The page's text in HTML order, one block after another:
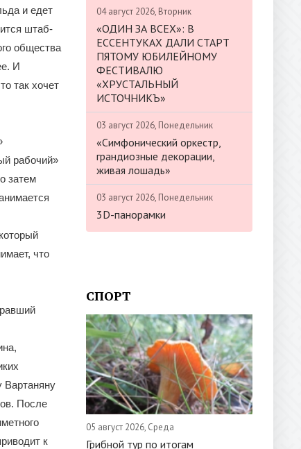
и едет
штаб-
общества
И
так хочет
рабочий»
затем
что
Вартаняну
После
к
04 август 2026, Вторник
«ОДИН ЗА ВСЕХ»: В
ЕССЕНТУКАХ ДАЛИ СТАРТ
ПЯТОМУ ЮБИЛЕЙНОМУ
ФЕСТИВАЛЮ
«ХРУСТАЛЬНЫЙ
ИСТОЧНИКЪ»
03 август 2026, Понедельник
«Симфонический оркестр,
грандиозные декорации,
живая лошадь»
03 август 2026, Понедельник
3D-панорамки
СПОРТ
05 август 2026, Среда
Грибной тур по итогам